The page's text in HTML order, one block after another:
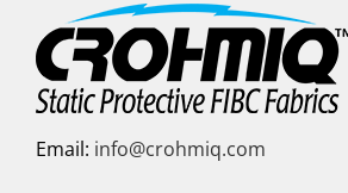
Email: info@crohmiq.com